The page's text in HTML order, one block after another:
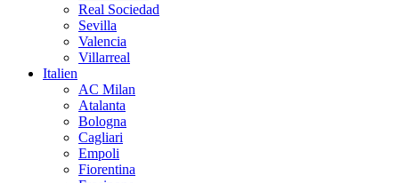
Real Sociedad
Sevilla
Valencia
Villarreal
Italien
AC Milan
Atalanta
Bologna
Cagliari
Empoli
Fiorentina